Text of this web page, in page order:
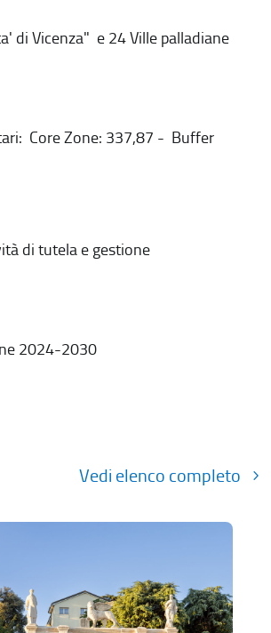
di Vicenza" e 24 Ville palladiane
Core Zone: 337,87 - Buffer
di tutela e gestione
2024-2030
Vedi elenco completo